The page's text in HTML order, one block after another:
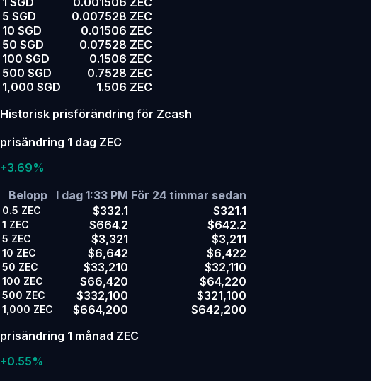
5 SGD
0.007528 ZEC
10 SGD
0.01506 ZEC
50 SGD
0.07528 ZEC
100 SGD
0.1506 ZEC
500 SGD
0.7528 ZEC
1,000 SGD
1.506 ZEC
Historisk prisförändring för Zcash
prisändring 1 dag ZEC
+3.69%
Belopp
I dag 1:33 PM För 24 timmar sedan
0.5 ZEC $332.1 $321.1
1 ZEC $664.2 $642.2
5 ZEC $3,321 $3,211
10 ZEC $6,642 $6,422
50 ZEC $33,210 $32,110
100 ZEC $66,420 $64,220
500 ZEC $332,100 $321,100
1,000 ZEC $664,200
$642,200
prisändring 1 månad ZEC
+0.55%